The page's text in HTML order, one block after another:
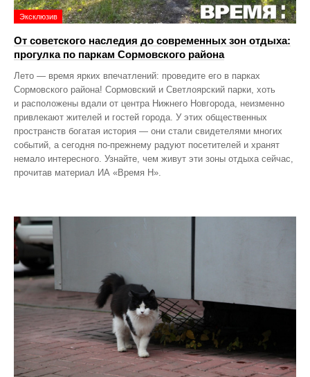
Эксклюзив
От советского наследия до современных зон отдыха:
прогулка по паркам Сормовского района
Лето — время ярких впечатлений: проведите его в парках
Сормовского района! Сормовский и Светлоярский парки, хоть
и расположены вдали от центра Нижнего Новгорода, неизменно
привлекают жителей и гостей города. У этих общественных
пространств богатая история — они стали свидетелями многих
событий, а сегодня по‑прежнему радуют посетителей и хранят
немало интересного. Узнайте, чем живут эти зоны отдыха сейчас,
прочитав материал ИА «Время Н».